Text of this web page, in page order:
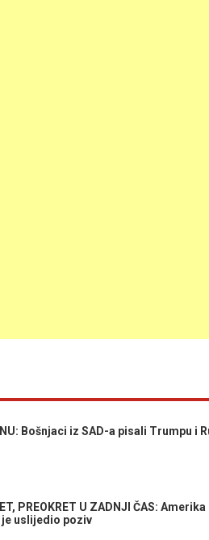
Bošnjaci iz SAD-a pisali Trumpu
PREOKRET U ZADNJI ČAS:
je uslijedio poziv